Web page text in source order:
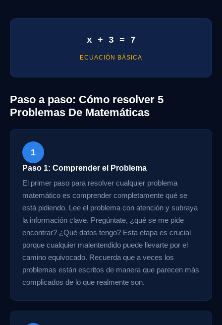
x + 3 = 7
ECUACIÓN BÁSICA
Paso a paso: Cómo resolver 5
Problemas De Matemáticas
1
Paso 1: Comprender el Problema
El primer paso para resolver cualquier problema
matemático es comprender completamente qué se
está pidiendo. Lee el problema con atención y subraya
la información clave. Pregúntate, ¿qué se me pide
encontrar? ¿Qué datos tengo? Esta etapa es crucial
porque cualquier malentendido puede llevarte por el
camino equivocado. Recuerda que a veces los
problemas están escritos de manera que parecen más
complicados de lo que realmente son.